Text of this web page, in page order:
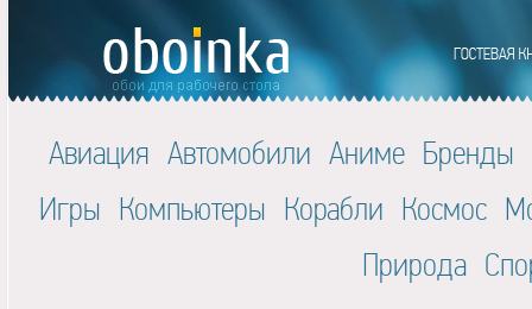
Авиация Автомобили Аниме Бренды
Игры Компьютеры Корабли Космос
Природа